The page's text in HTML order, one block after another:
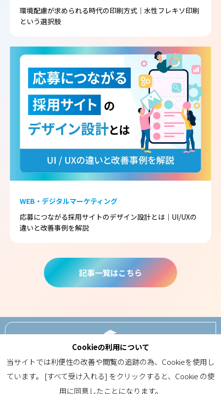
環境配慮が求められる時代の印刷方式｜水性フレキソ印刷
という選択肢
WEB・デジタルマーケティング
応募につながる採用サイトのデザイン設計とは｜UI/UXの
違いと改善事例を解説
記事一覧はこちら
ABOUT
Cookieの利用について
当サイトでは利便性の改善や閲覧の追跡の為、Cookieを使用し
ています。 [すべて受け入れる] をクリックすると、Cookie の使
用に同意したことになります。